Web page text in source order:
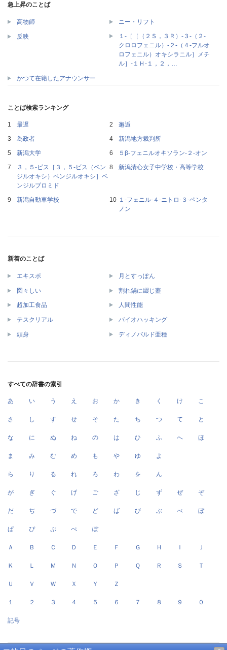
急上昇のことば
高物師 ニー・リフト
反映
１‐［［（２Ｓ，３Ｒ）‐３‐（２‐
クロロフェニル）‐２‐（４‐フルオ
ロフェニル）オキシラニル］メチ
ル］‐１Ｈ‐１，２，…
かつて在籍したアナウンサー
ことば検索ランキング
最遅
邂逅
為政者
新潟地方裁判所
新潟大学
５β‐フェニルオキソラン‐２‐オン
３，５‐ビス［３，５‐ビス（ベン
ジルオキシ）ベンジルオキシ］ベ
ンジルブロミド
新潟清心女子中学校・高等学校
新潟自動車学校
１‐フェニル‐４‐ニトロ‐３‐ペンタ
ノン
新着のことば
エキスポ 月とすっぽん
図々しい 割れ鍋に綴じ蓋
超加工食品 人間性能
テスクリアル バイオハッキング
頭身 ディノバルド亜種
すべての辞書の索引
あ い う え お か き く け こ
さ し す せ そ た ち つ て と
な に ぬ ね の は ひ ふ へ ほ
ま み む め も や ゆ よ
ら り る れ ろ わ を ん
が ぎ ぐ げ ご ざ じ ず ぜ ぞ
だ ぢ づ で ど ば び ぶ べ ぼ
ぱ ぴ ぷ ぺ ぽ
Ａ Ｂ Ｃ Ｄ Ｅ Ｆ Ｇ Ｈ Ｉ Ｊ
Ｋ Ｌ Ｍ Ｎ Ｏ Ｐ Ｑ Ｒ Ｓ Ｔ
Ｕ Ｖ Ｗ Ｘ Ｙ Ｚ
１ ２ ３ ４ ５ ６ ７ ８ ９ ０
記号